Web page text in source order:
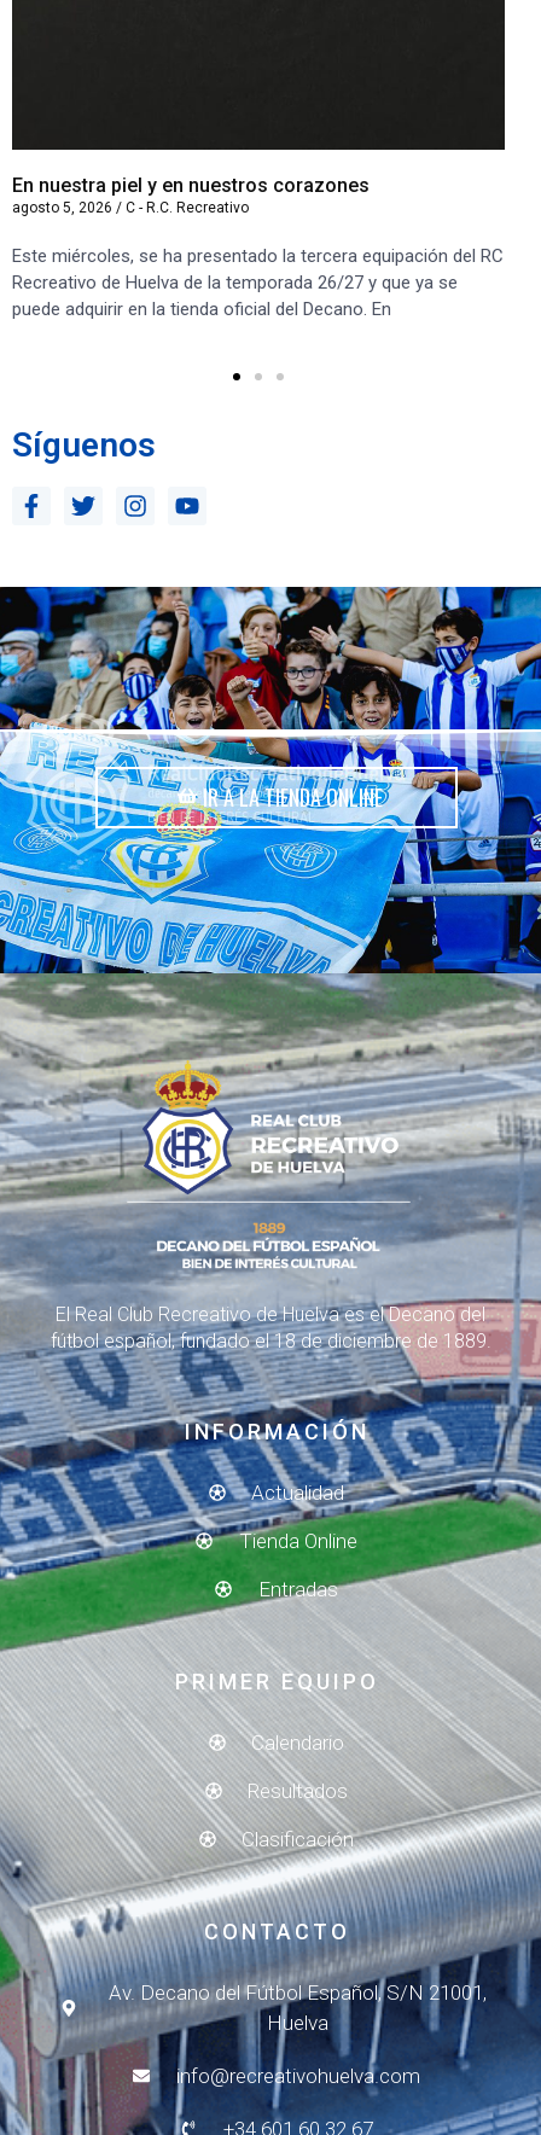
En nuestra piel y en nuestros corazones
agosto 5, 2026 / C - R.C. Recreativo
Este miércoles, se ha presentado la tercera equipación del RC
Recreativo de Huelva de la temporada 26/27 y que ya se
puede adquirir en la tienda oficial del Decano. En
Síguenos
IR A LA TIENDA ONLINE
El Real Club Recreativo de Huelva es el Decano del
fútbol español, fundado el 18 de diciembre de 1889.
INFORMACIÓN
Actualidad
Tienda Online
Entradas
PRIMER EQUIPO
Calendario
Resultados
Clasificación
CONTACTO
Av. Decano del Fútbol Español, S/N 21001,
Huelva
info@recreativohuelva.com
+34 601 60 32 67